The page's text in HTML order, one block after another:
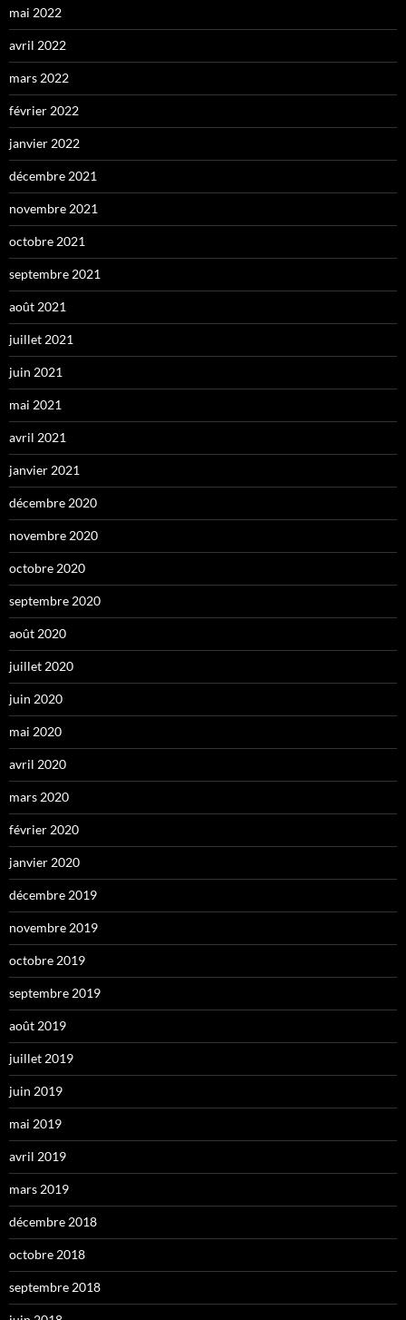
mai 2022
avril 2022
mars 2022
février 2022
janvier 2022
décembre 2021
novembre 2021
octobre 2021
septembre 2021
août 2021
juillet 2021
juin 2021
mai 2021
avril 2021
janvier 2021
décembre 2020
novembre 2020
octobre 2020
septembre 2020
août 2020
juillet 2020
juin 2020
mai 2020
avril 2020
mars 2020
février 2020
janvier 2020
décembre 2019
novembre 2019
octobre 2019
septembre 2019
août 2019
juillet 2019
juin 2019
mai 2019
avril 2019
mars 2019
décembre 2018
octobre 2018
septembre 2018